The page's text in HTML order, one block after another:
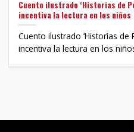
Cuento ilustrado ‘Historias de
incentiva la lectura en los niños
Cuento ilustrado ‘Historias de
incentiva la lectura en los